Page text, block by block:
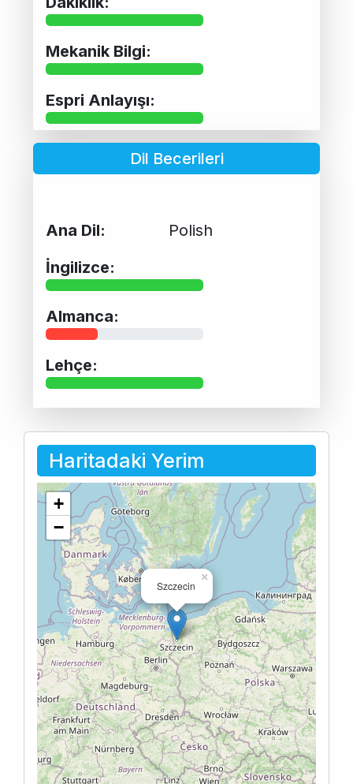
Mekanik Bilgi:
Espri Anlayışı:
Dil Becerileri
Ana Dil:
Polish
İngilizce:
Almanca:
Lehçe:
Haritadaki Yerim
Szczecin
×
+
−